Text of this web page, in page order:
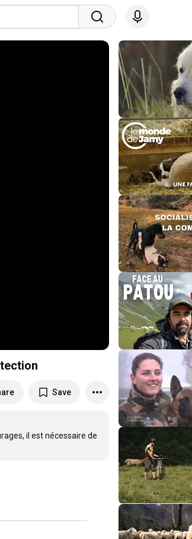
Save
il est nécessaire de